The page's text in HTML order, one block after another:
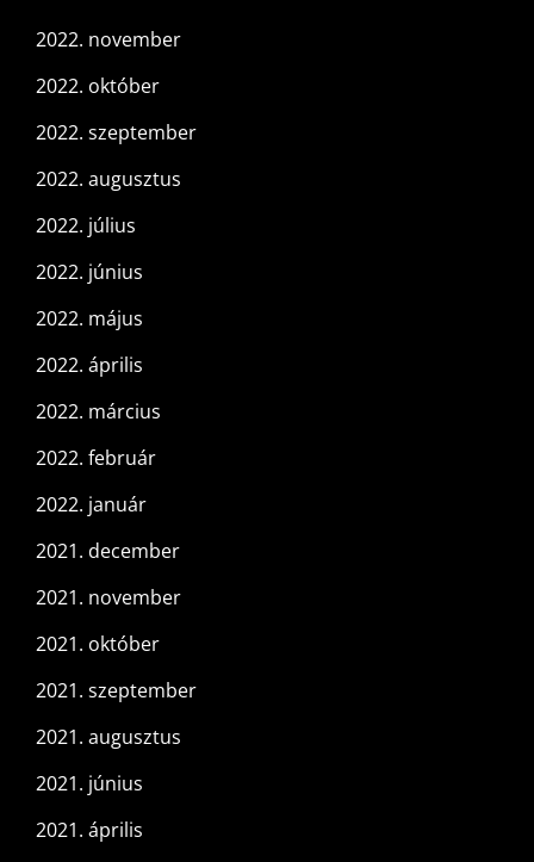
2022. november
2022. október
2022. szeptember
2022. augusztus
2022. július
2022. június
2022. május
2022. április
2022. március
2022. február
2022. január
2021. december
2021. november
2021. október
2021. szeptember
2021. augusztus
2021. június
2021. április